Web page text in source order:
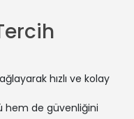
hızlı ve kolay
hem de güvenliğini